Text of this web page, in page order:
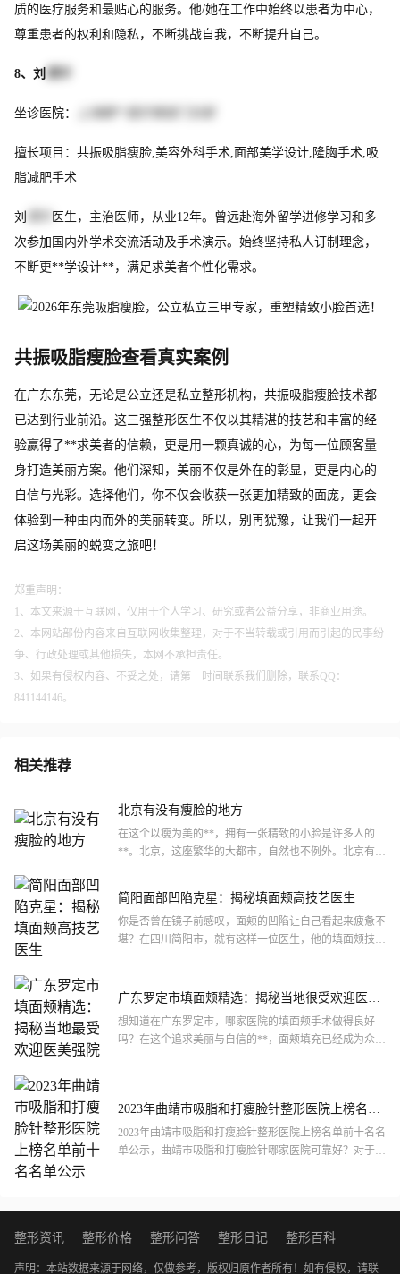
质的医疗服务和最贴心的服务。他/她在工作中始终以患者为中心，
尊重患者的权利和隐私，不断挑战自我，不断提升自己。
8、刘
坐诊医院：
擅长项目：共振吸脂瘦脸,美容外科手术,面部美学设计,隆胸手术,吸
脂减肥手术
刘
医生，主治医师，从业12年。曾远赴海外留学进修学习和多
次参加国内外学术交流活动及手术演示。始终坚持私人订制理念，
不断更**学设计**，满足求美者个性化需求。
共振吸脂瘦脸查看真实案例
在广东东莞，无论是公立还是私立整形机构，共振吸脂瘦脸技术都
已达到行业前沿。这三强整形医生不仅以其精湛的技艺和丰富的经
验赢得了**求美者的信赖，更是用一颗真诚的心，为每一位顾客量
身打造美丽方案。他们深知，美丽不仅是外在的彰显，更是内心的
自信与光彩。选择他们，你不仅会收获一张更加精致的面庞，更会
体验到一种由内而外的美丽转变。所以，别再犹豫，让我们一起开
启这场美丽的蜕变之旅吧！
郑重声明：
1、本文来源于互联网，仅用于个人学习、研究或者公益分享，非商业用途。
2、本网站部份内容来自互联网收集整理，对于不当转载或引用而引起的民事纷
争、行政处理或其他损失，本网不承担责任。
3、如果有侵权内容、不妥之处，请第一时间联系我们删除，联系QQ：
841144146。
相关推荐
北京有没有瘦脸的地方
在这个以瘦为美的**，拥有一张精致的小脸是许多人的
**。北京，这座繁华的大都市，自然也不例外。北京有没
简阳面部凹陷克星：揭秘填面颊高技艺医生
你是否曾在镜子前感叹，面颊的凹陷让自己看起来疲惫不
堪？在四川简阳市，就有这样一位医生，他的填面颊技术
广东罗定市填面颊精选：揭秘当地很受欢迎医美
强院
想知道在广东罗定市，哪家医院的填面颊手术做得良好
吗？在这个追求美丽与自信的**，面颊填充已经成为众多
2023年曲靖市吸脂和打瘦脸针整形医院上榜名单
前十名名单公示
2023年曲靖市吸脂和打瘦脸针整形医院上榜名单前十名名
单公示，曲靖市吸脂和打瘦脸针哪家医院可靠好？对于曲
整形资讯 整形价格 整形问答 整形日记 整形百科
声明：本站数据来源于网络，仅做参考，版权归原作者所有！如有侵权，请联